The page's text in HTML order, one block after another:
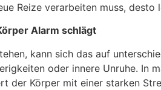
Reize verarbeiten muss,
Alarm schlägt
kann sich das auf
oder innere Unruhe. In
der Körper mit einer starken